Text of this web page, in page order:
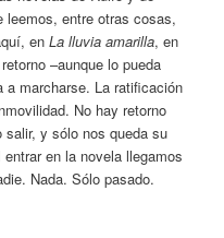
leemos, entre otras cosas,
enLa lluvia amarilla, en
–aunque lo pueda
a marcharse. La ratificación
No hay retorno
salir, y sólo nos queda su
en la novela llegamos
Nada. Sólo pasado.